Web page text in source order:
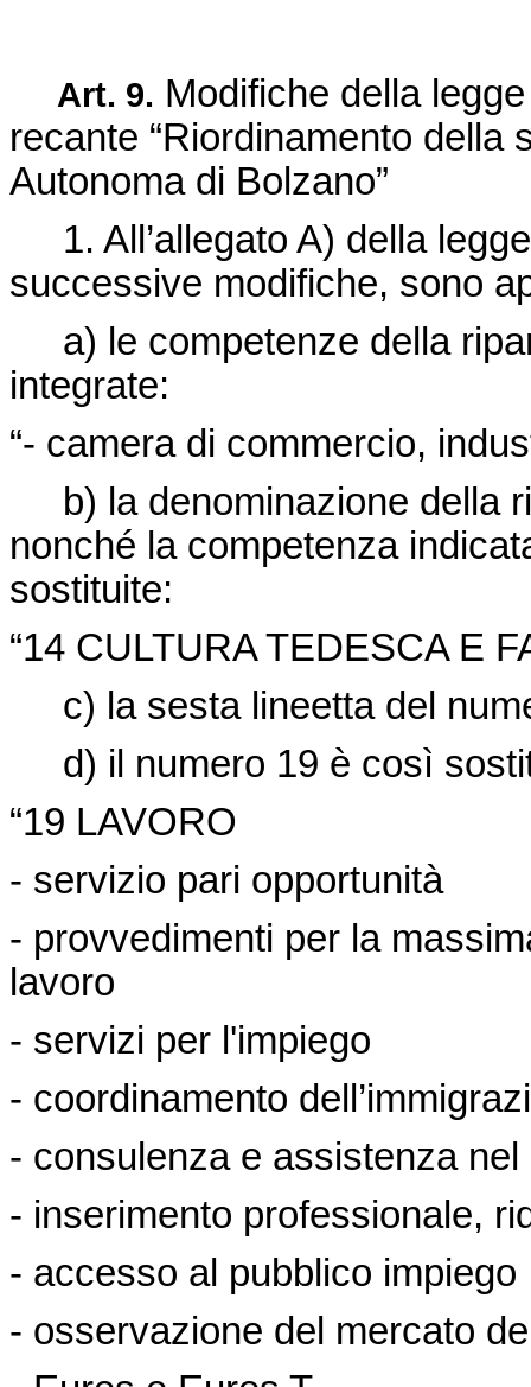
Art. 9. Modifiche della
recante “Riordinamento della
Autonoma di Bolzano”
1. All’allegato A) della
successive modifiche, sono
a) le competenze della
integrate:
“- camera di commercio,
b) la denominazione della
nonché la competenza
sostituite:
“14 CULTURA TEDESCA E
c) la sesta lineetta del
d) il numero 19 è così
“19 LAVORO
- servizio pari opportunità
- provvedimenti per la
lavoro
- servizi per l'impiego
- coordinamento
- consulenza e assistenza
- inserimento professionale,
- accesso al pubblico impiego
- osservazione del mercato